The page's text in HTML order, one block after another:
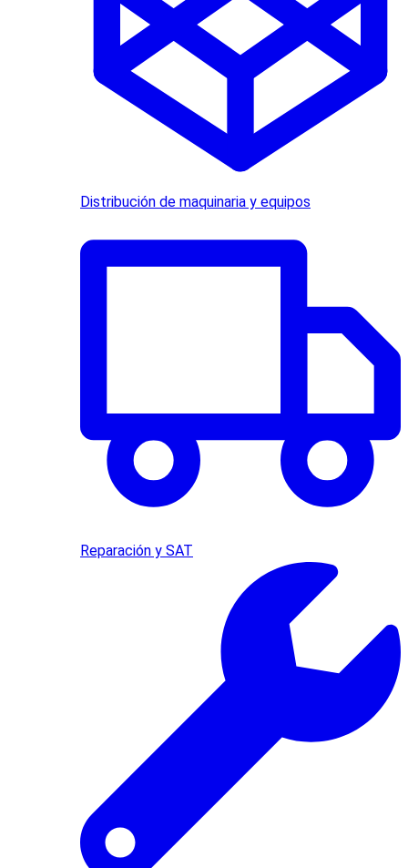
Distribución de maquinaria y equipos
Reparación y SAT